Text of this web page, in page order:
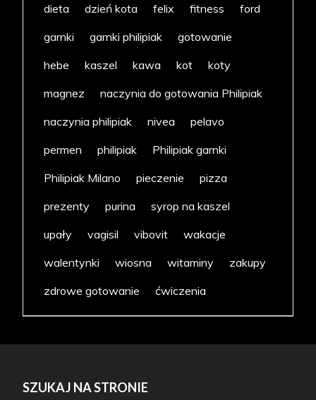
dieta
dzień kota felix fitness
ford
garnki
garnki philipiak
gotowanie
hebe
kaszel kawa kot
koty
magnez
naczynia do gotowania Philipiak
naczynia philipiak
nivea
pelavo
permen
philipiak
Philipiak garnki
Philipiak Milano
pieczenie
pizza
prezenty
purina
syrop na kaszel
upały
vagisil vibovit
wakacje
walentynki
wiosna witaminy
zakupy
zdrowe gotowanie
ćwiczenia
SZUKAJ NA STRONIE